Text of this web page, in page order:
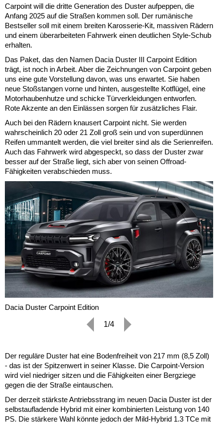
Carpoint will die dritte Generation des Duster aufpeppen, die
Anfang 2025 auf die Straßen kommen soll. Der rumänische
Bestseller soll mit einem breiten Karosserie-Kit, massiven Rädern
und einem überarbeiteten Fahrwerk einen deutlichen Style-Schub
erhalten.
Das Paket, das den Namen Dacia Duster III Carpoint Edition
trägt, ist noch in Arbeit. Aber die Zeichnungen von Carpoint geben
uns eine gute Vorstellung davon, was uns erwartet. Sie haben
neue Stoßstangen vorne und hinten, ausgestellte Kotflügel, eine
Motorhaubenhutze und schicke Türverkleidungen entworfen.
Rote Akzente an den Einlässen sorgen für zusätzliches Flair.
Auch bei den Rädern knausert Carpoint nicht. Sie werden
wahrscheinlich 20 oder 21 Zoll groß sein und von superdünnen
Reifen ummantelt werden, die viel breiter sind als die Serienreifen.
Auch das Fahrwerk wird abgespeckt, so dass der Duster zwar
besser auf der Straße liegt, sich aber von seinen Offroad-
Fähigkeiten verabschieden muss.
Dacia Duster Carpoint Edition
1/4
Der reguläre Duster hat eine Bodenfreiheit von 217 mm (8,5 Zoll)
- das ist der Spitzenwert in seiner Klasse. Die Carpoint-Version
wird viel niedriger sitzen und die Fähigkeiten einer Bergziege
gegen die der Straße eintauschen.
Der derzeit stärkste Antriebsstrang im neuen Dacia Duster ist der
selbstaufladende Hybrid mit einer kombinierten Leistung von 140
PS. Die stärkere Wahl könnte jedoch der Mild-Hybrid 1.3 TCe mit